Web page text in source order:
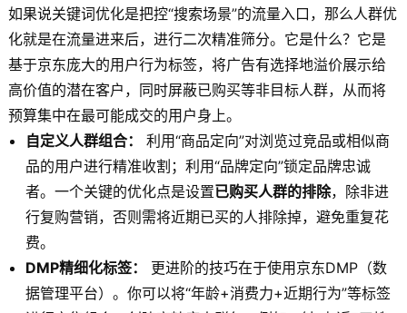
如果说关键词优化是把控“搜索场景”的流量入口，那么人群优
化就是在流量进来后，进行二次精准筛分。它是什么？它是
基于京东庞大的用户行为标签，将广告有选择地溢价展示给
高价值的潜在客户，同时屏蔽已购买等非目标人群，从而将
预算集中在最可能成交的用户身上。
自定义人群组合：
利用“商品定向”对浏览过竞品或相似商
品的用户进行精准收割；利用“品牌定向”锁定品牌忠诚
者。一个关键的优化点是设置已购买人群的排除，除非进
行复购营销，否则需将近期已买的人排除掉，避免重复花
费。
DMP精细化标签：
更进阶的技巧在于使用京东DMP（数
据管理平台）。你可以将“年龄+消费力+近期行为”等标签